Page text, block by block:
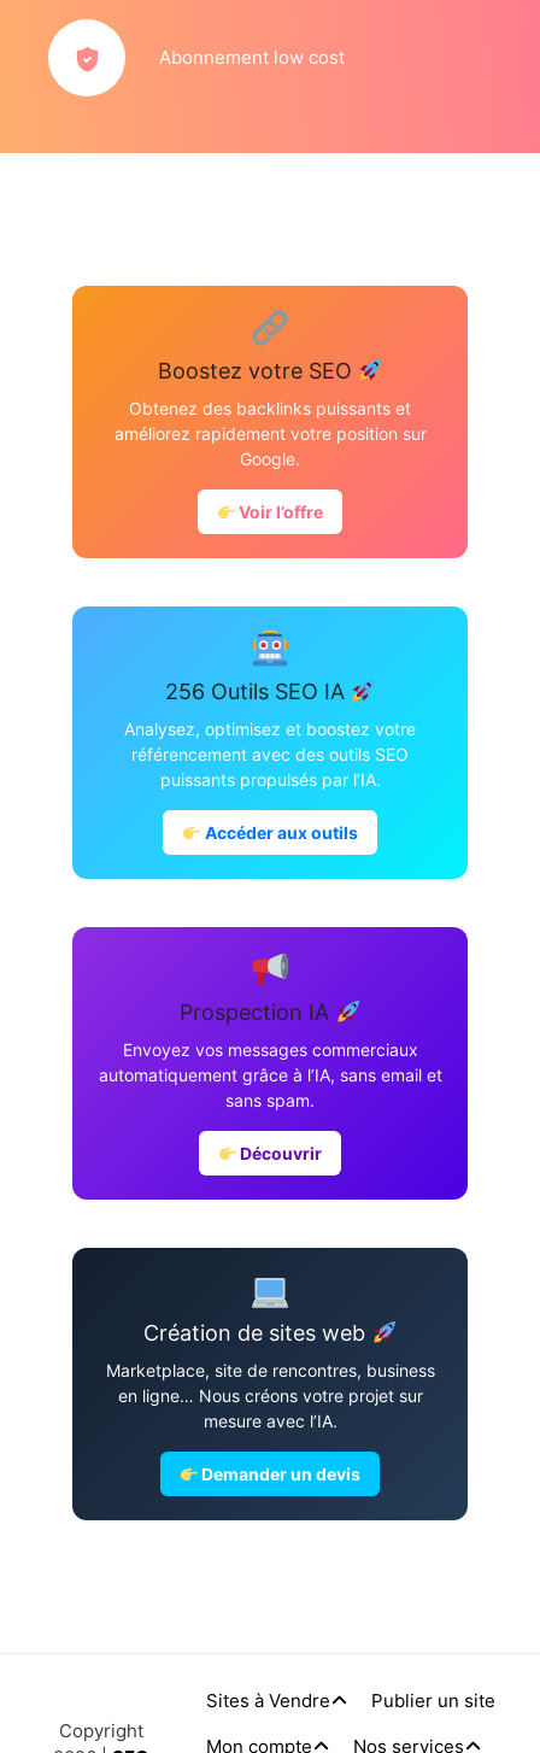
Abonnement low cost
Boostez votre SEO
Obtenez des backlinks puissants et
améliorez rapidement votre position sur
Google.
Voir l’offre
256 Outils SEO IA
Analysez, optimisez et boostez votre
référencement avec des outils SEO
puissants propulsés par l’IA.
Accéder aux outils
Prospection IA
Envoyez vos messages commerciaux
automatiquement grâce à l’IA, sans email et
sans spam.
Découvrir
Création de sites web
Marketplace, site de rencontres, business
en ligne… Nous créons votre projet sur
mesure avec l’IA.
Demander un devis
Copyright
Sites à Vendre
Publier un site
Mon compte
Nos services